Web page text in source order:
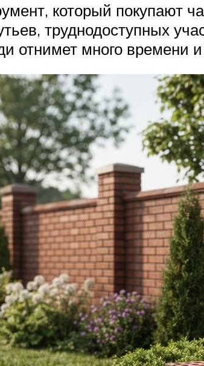
который покупают
труднодоступных
отнимет много времени